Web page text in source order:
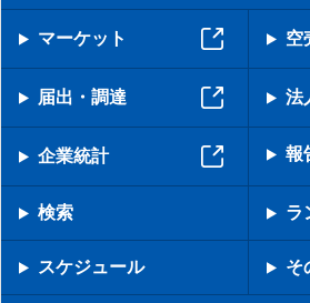
マーケット 空
届出・調達 法
企業統計 報
検索 ラ
スケジュール そ